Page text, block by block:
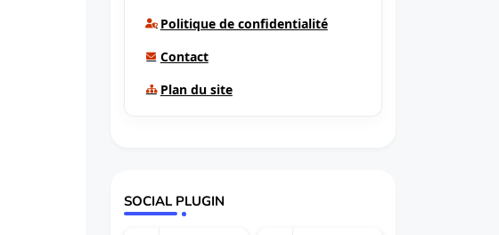
Politique de confidentialité
Contact
Plan du site
SOCIAL PLUGIN